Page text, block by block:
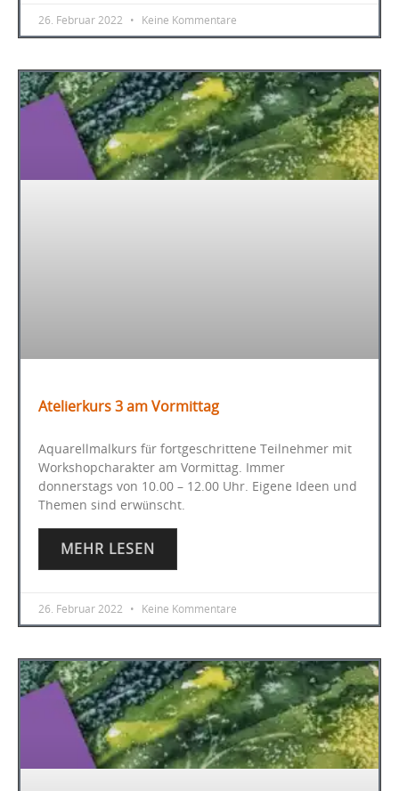
26. Februar 2022 Keine Kommentare
Atelierkurs 3 am Vormittag
Aquarellmalkurs für fortgeschrittene Teilnehmer mit
Workshopcharakter am Vormittag. Immer
donnerstags von 10.00 – 12.00 Uhr. Eigene Ideen und
Themen sind erwünscht.
MEHR LESEN
26. Februar 2022 Keine Kommentare